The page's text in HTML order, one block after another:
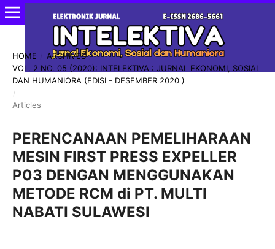
HOME / ARCHIVES /
VOL. 2 NO. 05 (2020): INTELEKTIVA : JURNAL EKONOMI, SOSIAL
DAN HUMANIORA (EDISI - DESEMBER 2020 )
/
Articles
PERENCANAAN PEMELIHARAAN
MESIN FIRST PRESS EXPELLER
P03 DENGAN MENGGUNAKAN
METODE RCM di PT. MULTI
NABATI SULAWESI